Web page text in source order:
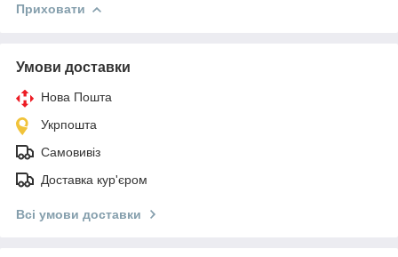
Приховати
Умови доставки
Нова Пошта
Укрпошта
Самовивіз
Доставка кур'єром
Всі умови доставки